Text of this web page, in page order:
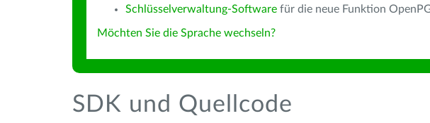
Schlüsselverwaltung-Software für die neue Funktion
Möchten Sie die Sprache wechseln?
SDK und Quellcode